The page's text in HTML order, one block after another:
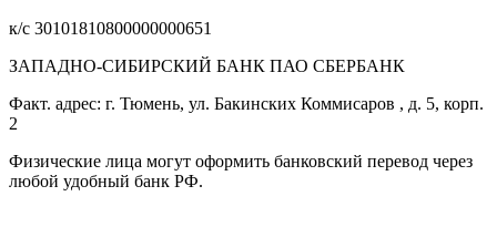
к/с 30101810800000000651
ЗАПАДНО-СИБИРСКИЙ БАНК ПАО СБЕРБАНК
Факт. адрес: г. Тюмень, ул. Бакинских Коммисаров , д. 5, корп.
2
Физические лица могут оформить банковский перевод через
любой удобный банк РФ.